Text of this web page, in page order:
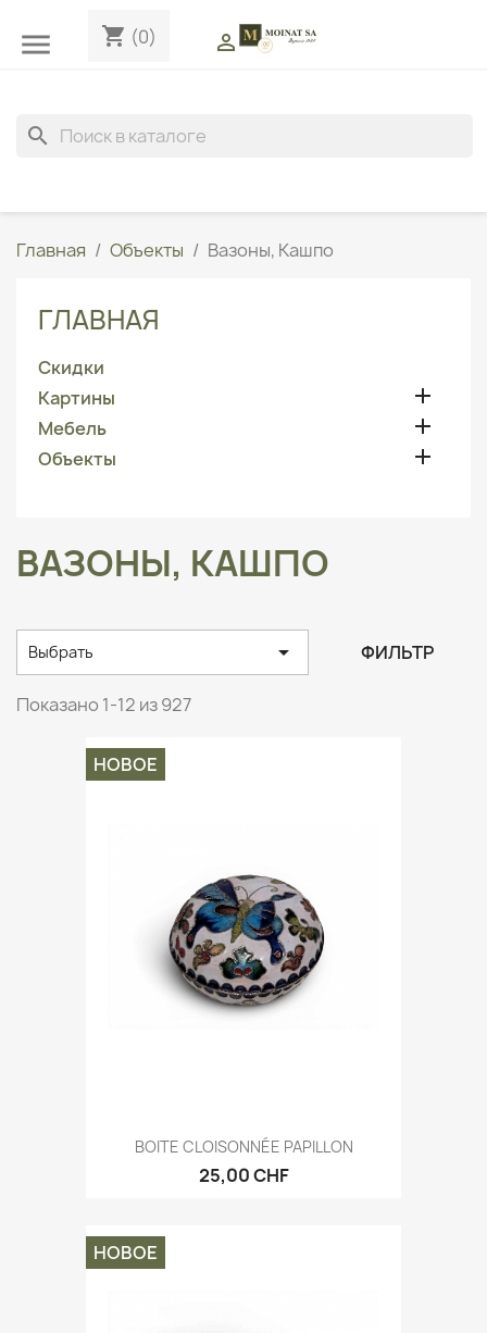
 shopping_cart (0) 
search
Главная Объекты Вазоны, Кашпо
ГЛАВНАЯ
Скидки
Картины

Мебель 
Объекты 
ВАЗОНЫ, КАШПО
Выбрать  ФИЛЬТР
Показано 1-12 из 927
BOITE CLOISONNÉE PAPILLON
25,00 CHF
НОВОЕ
НОВОЕ